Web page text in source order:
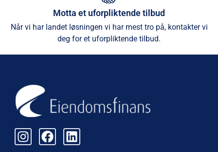
Motta et uforpliktende tilbud
Når vi har landet løsningen vi har mest tro på, kontakter vi
deg for et uforpliktende tilbud.